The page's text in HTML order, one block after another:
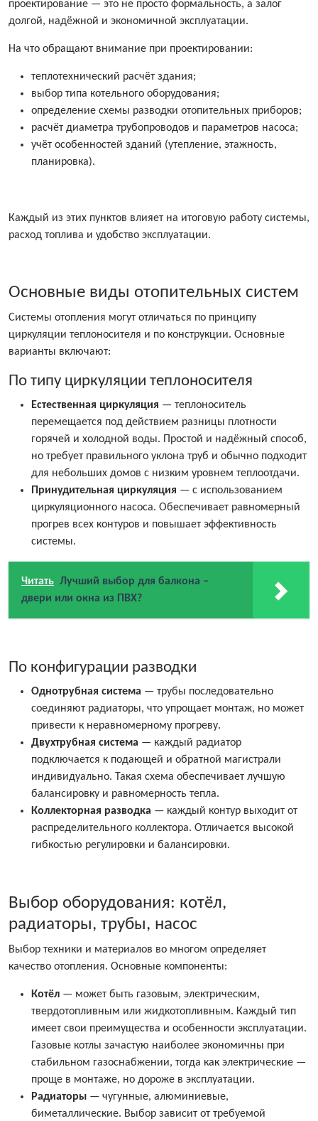
проектирование — это не просто формальность, а залог
долгой, надёжной и экономичной эксплуатации.
На что обращают внимание при проектировании:
теплотехнический расчёт здания;
выбор типа котельного оборудования;
определение схемы разводки отопительных приборов;
расчёт диаметра трубопроводов и параметров насоса;
учёт особенностей зданий (утепление, этажность,
планировка).
Каждый из этих пунктов влияет на итоговую работу системы,
расход топлива и удобство эксплуатации.
Основные виды отопительных систем
Системы отопления могут отличаться по принципу
циркуляции теплоносителя и по конструкции. Основные
варианты включают:
По типу циркуляции теплоносителя
Естественная циркуляция — теплоноситель
перемещается под действием разницы плотности
горячей и холодной воды. Простой и надёжный способ,
но требует правильного уклона труб и обычно подходит
для небольших домов с низким уровнем теплоотдачи.
Принудительная циркуляция — с использованием
циркуляционного насоса. Обеспечивает равномерный
прогрев всех контуров и повышает эффективность
системы.
Читать Лучший выбор для балкона –
двери или окна из ПВХ?
По конфигурации разводки
Однотрубная система — трубы последовательно
соединяют радиаторы, что упрощает монтаж, но может
привести к неравномерному прогреву.
Двухтрубная система — каждый радиатор
подключается к подающей и обратной магистрали
индивидуально. Такая схема обеспечивает лучшую
балансировку и равномерность тепла.
Коллекторная разводка — каждый контур выходит от
распределительного коллектора. Отличается высокой
гибкостью регулировки и балансировки.
Выбор оборудования: котёл,
радиаторы, трубы, насос
Выбор техники и материалов во многом определяет
качество отопления. Основные компоненты:
Котёл — может быть газовым, электрическим,
твердотопливным или жидкотопливным. Каждый тип
имеет свои преимущества и особенности эксплуатации.
Газовые котлы зачастую наиболее экономичны при
стабильном газоснабжении, тогда как электрические —
проще в монтаже, но дороже в эксплуатации.
Радиаторы — чугунные, алюминиевые,
биметаллические. Выбор зависит от требуемой